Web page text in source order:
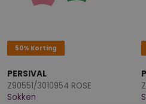
50% Korting
PERSIVAL
Z90551/3010954 ROSE
Sokken